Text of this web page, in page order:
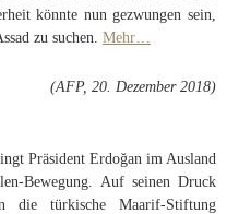
könnte nun gezwungen sein,
zu suchen. Mehr…
(AFP, 20. Dezember 2018)
Präsident Erdoğan im Ausland
Bewegung. Auf seinen Druck
die türkische Maarif-Stiftung